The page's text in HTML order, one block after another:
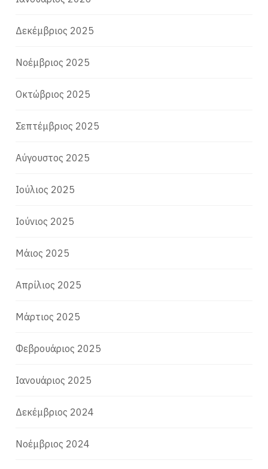
Δεκέμβριος 2025
Νοέμβριος 2025
Οκτώβριος 2025
Σεπτέμβριος 2025
Αύγουστος 2025
Ιούλιος 2025
Ιούνιος 2025
Μάιος 2025
Απρίλιος 2025
Μάρτιος 2025
Φεβρουάριος 2025
Ιανουάριος 2025
Δεκέμβριος 2024
Νοέμβριος 2024